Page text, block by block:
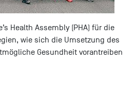
Health Assembly (PHA) für die
wie sich die Umsetzung des
Gesundheit vorantreiben